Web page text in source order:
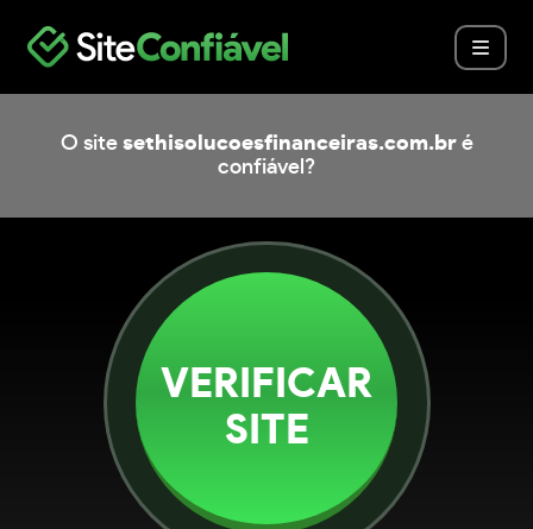
O site sethisolucoesfinanceiras.com.bré
confiável?
VERIFICAR
SITE